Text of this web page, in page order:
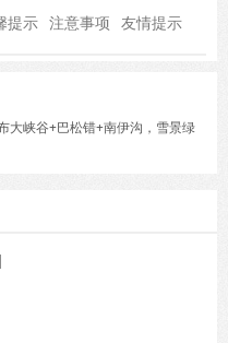
提示 注意事项 友情提示
大峡谷+巴松错+南伊沟，雪景绿